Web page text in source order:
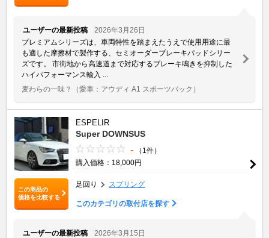
ユーザーの最新投稿
2026年3月26日
プレミアムシリーズは、車両特性を踏まえたうえで使用用途に最
も適した摩擦材で製作する、セミオーダーブレーキパッドシリー
ズです。 市街地から高速道まで対応するブレーキ鳴きを抑制した
ハイパフォーマンス輸入 ...
麦わらの一味？
（愛車：アウディ A1 スポーツバック）
この商品の
価格を比較する
ESPELIR
Super DOWNSUS
-
（1件）
購入価格：18,000円
足回り スプリング
このカテゴリの取付店を探す
ユーザーの最新投稿
2026年3月15日